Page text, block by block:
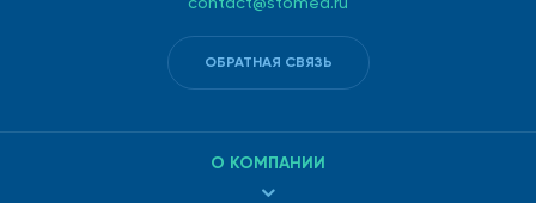
стимуляционная применяется для отдельных
нервов- электроды накладывают на то место, где
находится нерв;
игольчатая- электроды вводятся в мышцы.
О КОМПАНИИ
ОБРАТНАЯ СВЯЗЬ